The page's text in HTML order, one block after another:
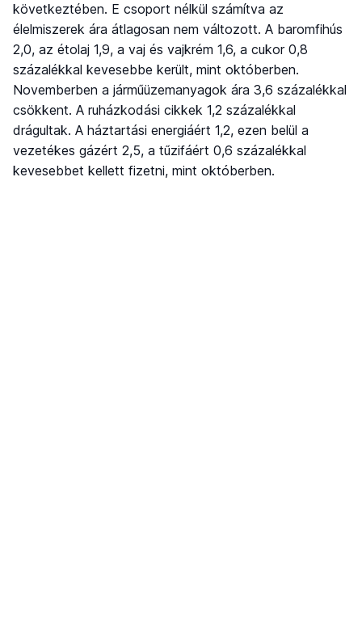
következtében. E csoport nélkül számítva az
élelmiszerek ára átlagosan nem változott. A baromfihús
2,0, az étolaj 1,9, a vaj és vajkrém 1,6, a cukor 0,8
százalékkal kevesebbe került, mint októberben.
Novemberben a járműüzemanyagok ára 3,6 százalékkal
csökkent. A ruházkodási cikkek 1,2 százalékkal
drágultak. A háztartási energiáért 1,2, ezen belül a
vezetékes gázért 2,5, a tűzifáért 0,6 százalékkal
kevesebbet kellett fizetni, mint októberben.